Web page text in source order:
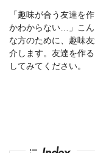
「趣味が合う友達を
かわからない…」こ
な方のために、趣味
介します。友達を作
してみてください。